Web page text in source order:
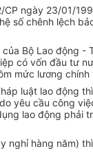
ngày 23/01/
chênh lệch
Bộ Lao động -
có vốn đầu tư
mức lương
luật lao động
yêu cầu công
lao động
hàng năm)